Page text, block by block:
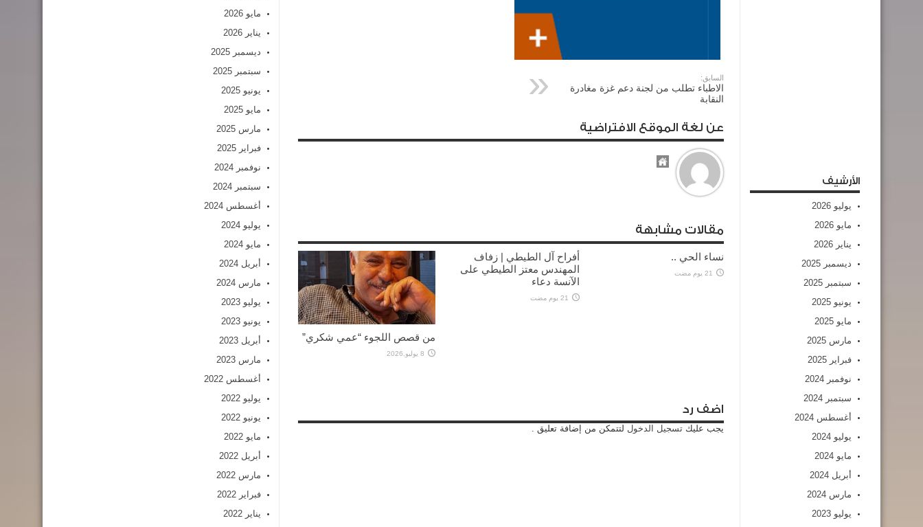
السابق:
الاطباء تطلب من لجنة دعم غزة مغادرة
النقابة
عن لغة الموقع الافتراضية
مقالات مشابهة
نساء الحي ..
21 يوم مضت
أفراح آل الطيطي | زفاف
المهندس معتز الطيطي على
الآنسة دعاء
21 يوم مضت
من قصص اللجوء “عمي شكري”
8 يوليو,2026
اضف رد
يجب عليك تسجيل الدخول لتتمكن من إضافة تعليق .
الأرشيف
يوليو 2026
مايو 2026
يناير 2026
ديسمبر 2025
سبتمبر 2025
يونيو 2025
مايو 2025
مارس 2025
فبراير 2025
نوفمبر 2024
سبتمبر 2024
أغسطس 2024
يوليو 2024
مايو 2024
أبريل 2024
مارس 2024
يوليو 2023
مايو 2026
يناير 2026
ديسمبر 2025
سبتمبر 2025
يونيو 2025
مايو 2025
مارس 2025
فبراير 2025
نوفمبر 2024
سبتمبر 2024
أغسطس 2024
يوليو 2024
مايو 2024
أبريل 2024
مارس 2024
يوليو 2023
يونيو 2023
أبريل 2023
مارس 2023
أغسطس 2022
يوليو 2022
يونيو 2022
مايو 2022
أبريل 2022
مارس 2022
فبراير 2022
يناير 2022